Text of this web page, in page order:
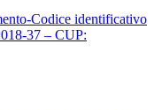
Codice identificativo
37 – CUP: